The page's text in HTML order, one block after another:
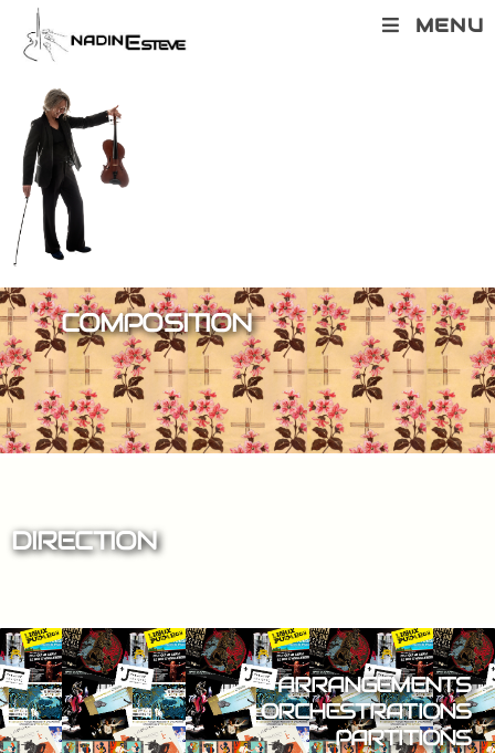
MENU
COMPOSITION
DIRECTION
ARRANGEMENTS
ORCHESTRATIONS
PARTITIONS